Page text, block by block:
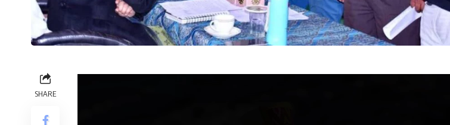
SHARE